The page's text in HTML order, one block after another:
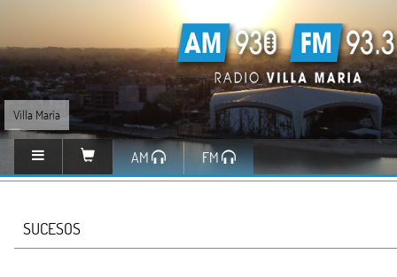
Villa María
AM FM
SUCESOS